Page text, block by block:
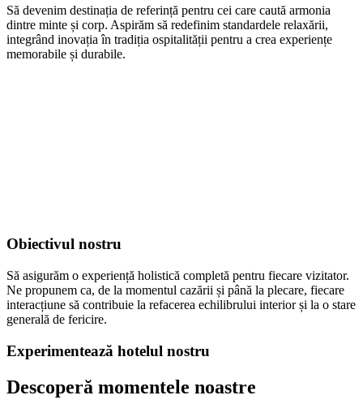
Să devenim destinația de referință pentru cei care caută armonia
dintre minte și corp. Aspirăm să redefinim standardele relaxării,
integrând inovația în tradiția ospitalității pentru a crea experiențe
memorabile și durabile.
Obiectivul nostru
Să asigurăm o experiență holistică completă pentru fiecare vizitator.
Ne propunem ca, de la momentul cazării și până la plecare, fiecare
interacțiune să contribuie la refacerea echilibrului interior și la o stare
generală de fericire.
Experimentează hotelul nostru
Descoperă momentele noastre